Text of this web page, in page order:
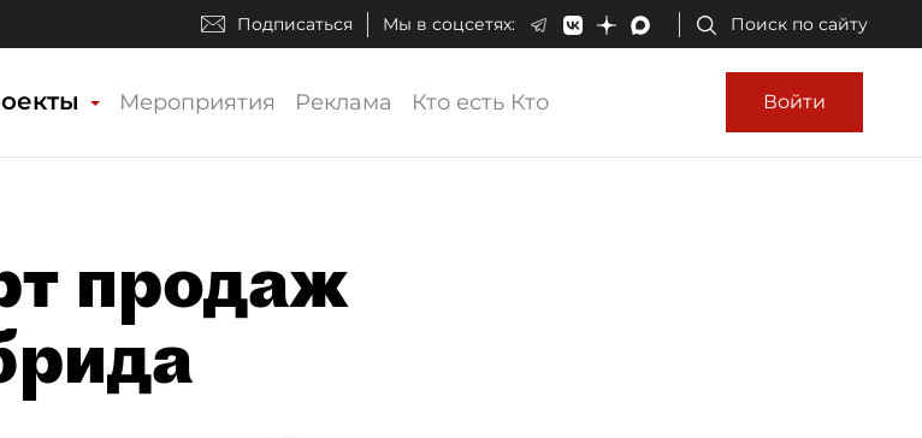
Подписаться Мы в соцсетях: Поиск по сайту
Мероприятия Реклама Кто есть Кто Войти
продаж